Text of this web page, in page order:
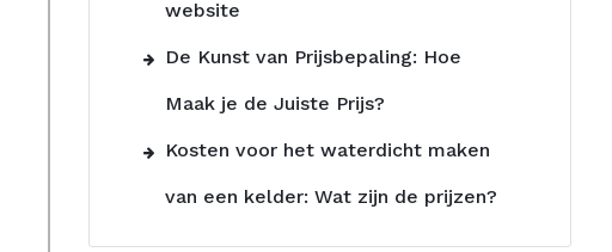
website
De Kunst van Prijsbepaling: Hoe
Maak je de Juiste Prijs?
Kosten voor het waterdicht maken
van een kelder: Wat zijn de prijzen?